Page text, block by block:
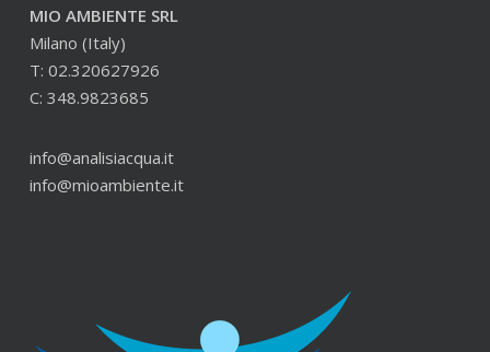
MIO AMBIENTE SRL
Milano (Italy)
T: 02.320627926
C: 348.9823685
info@analisiacqua.it
info@mioambiente.it